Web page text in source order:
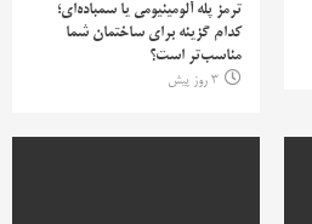
ترمز پله آلومینیومی یا سمباده‌ای؛
کدام گزینه برای ساختمان شما
مناسب‌تر است؟
3 روز پیش